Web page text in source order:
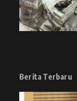
Berita Terbaru